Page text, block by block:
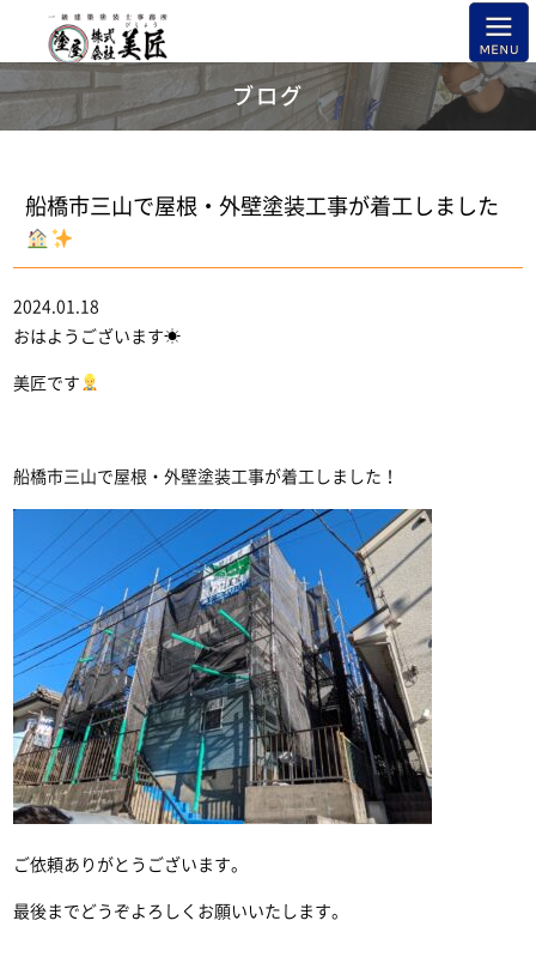
ブログ
船橋市三山で屋根・外壁塗装工事が着工しました
2024.01.18
おはようございます☀
美匠です
船橋市三山で屋根・外壁塗装工事が着工しました！
ご依頼ありがとうございます。
最後までどうぞよろしくお願いいたします。